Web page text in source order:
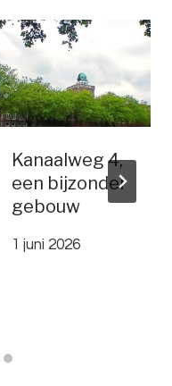
Kanaalweg 4,
een bijzonder
gebouw
1 juni 2026